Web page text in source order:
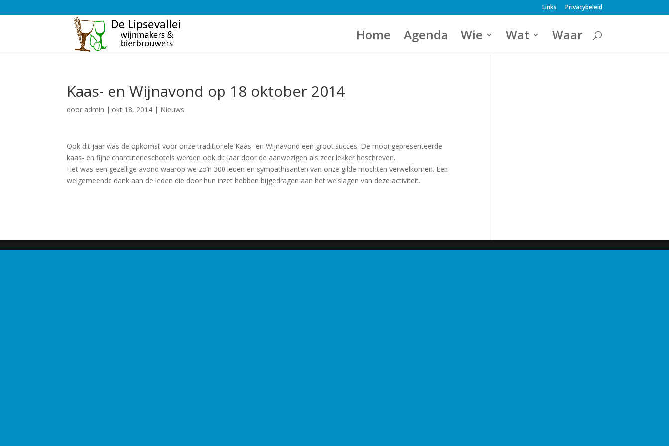
Links Privacybeleid
Home Agenda Wie Wat Waar
Kaas- en Wijnavond op 18 oktober 2014
door admin | okt 18, 2014 | Nieuws
Ook dit jaar was de opkomst voor onze traditionele Kaas- en Wijnavond een groot succes. De mooi gepresenteerde
kaas- en fijne charcuterieschotels werden ook dit jaar door de aanwezigen als zeer lekker beschreven.
Het was een gezellige avond waarop we zo’n 300 leden en sympathisanten van onze gilde mochten verwelkomen. Een
welgemeende dank aan de leden die door hun inzet hebben bijgedragen aan het welslagen van deze activiteit.